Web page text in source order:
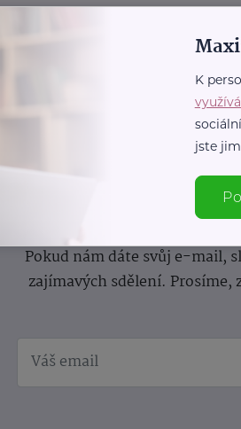
Pokud nám dáte svůj e-mail,
zajímavých sdělení. Prosíme,
K
jste